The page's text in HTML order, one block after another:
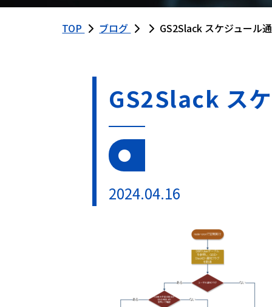
TOP ブログ GS2Slack スケジュール
GS2Slack ス
2024.04.16